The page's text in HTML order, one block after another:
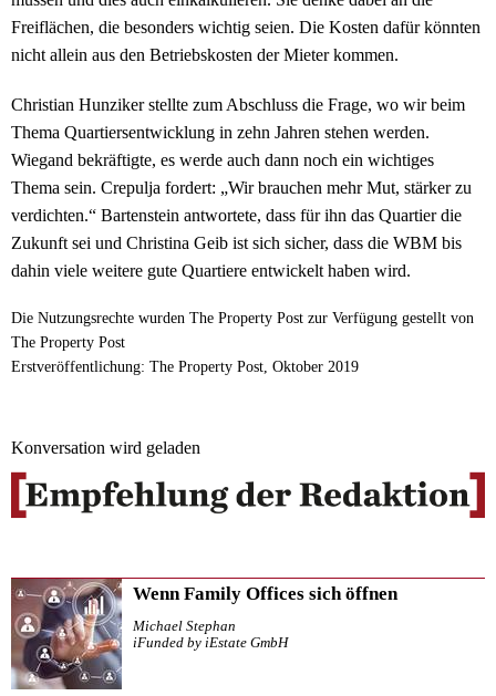
Freiflächen, die besonders wichtig seien. Die Kosten dafür könnten
nicht allein aus den Betriebskosten der Mieter kommen.
Christian Hunziker stellte zum Abschluss die Frage, wo wir beim
Thema Quartiersentwicklung in zehn Jahren stehen werden.
Wiegand bekräftigte, es werde auch dann noch ein wichtiges
Thema sein. Crepulja fordert: „Wir brauchen mehr Mut, stärker zu
verdichten.“ Bartenstein antwortete, dass für ihn das Quartier die
Zukunft sei und Christina Geib ist sich sicher, dass die WBM bis
dahin viele weitere gute Quartiere entwickelt haben wird.
Die Nutzungsrechte wurden The Property Post zur Verfügung gestellt von
The Property Post
Erstveröffentlichung: The Property Post, Oktober 2019
Konversation wird geladen
Wenn Family Offices sich öffnen
Michael Stephan
iFunded by iEstate GmbH